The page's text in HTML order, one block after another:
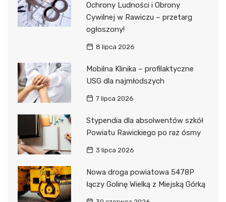
Ochrony Ludności i Obrony
Cywilnej w Rawiczu – przetarg
ogłoszony!
8 lipca 2026
Mobilna Klinika – profilaktyczne
USG dla najmłodszych
7 lipca 2026
Stypendia dla absolwentów szkół
Powiatu Rawickiego po raz ósmy
3 lipca 2026
Nowa droga powiatowa 5478P
łączy Golinę Wielką z Miejską Górką